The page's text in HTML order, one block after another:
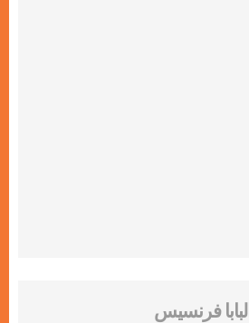
البابا فرنسيس